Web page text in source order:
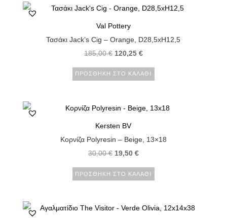
Val Pottery
Τασάκι Jack’s Cig – Orange, D28,5xH12,5
185,00€ 120,25 €
ΠΡΟΣΘΉΚΗ ΣΤΟ ΚΑΛΆΘΙ
Kersten BV
Κορνίζα Polyresin – Beige, 13×18
30,00€ 19,50 €
ΠΡΟΣΘΉΚΗ ΣΤΟ ΚΑΛΆΘΙ